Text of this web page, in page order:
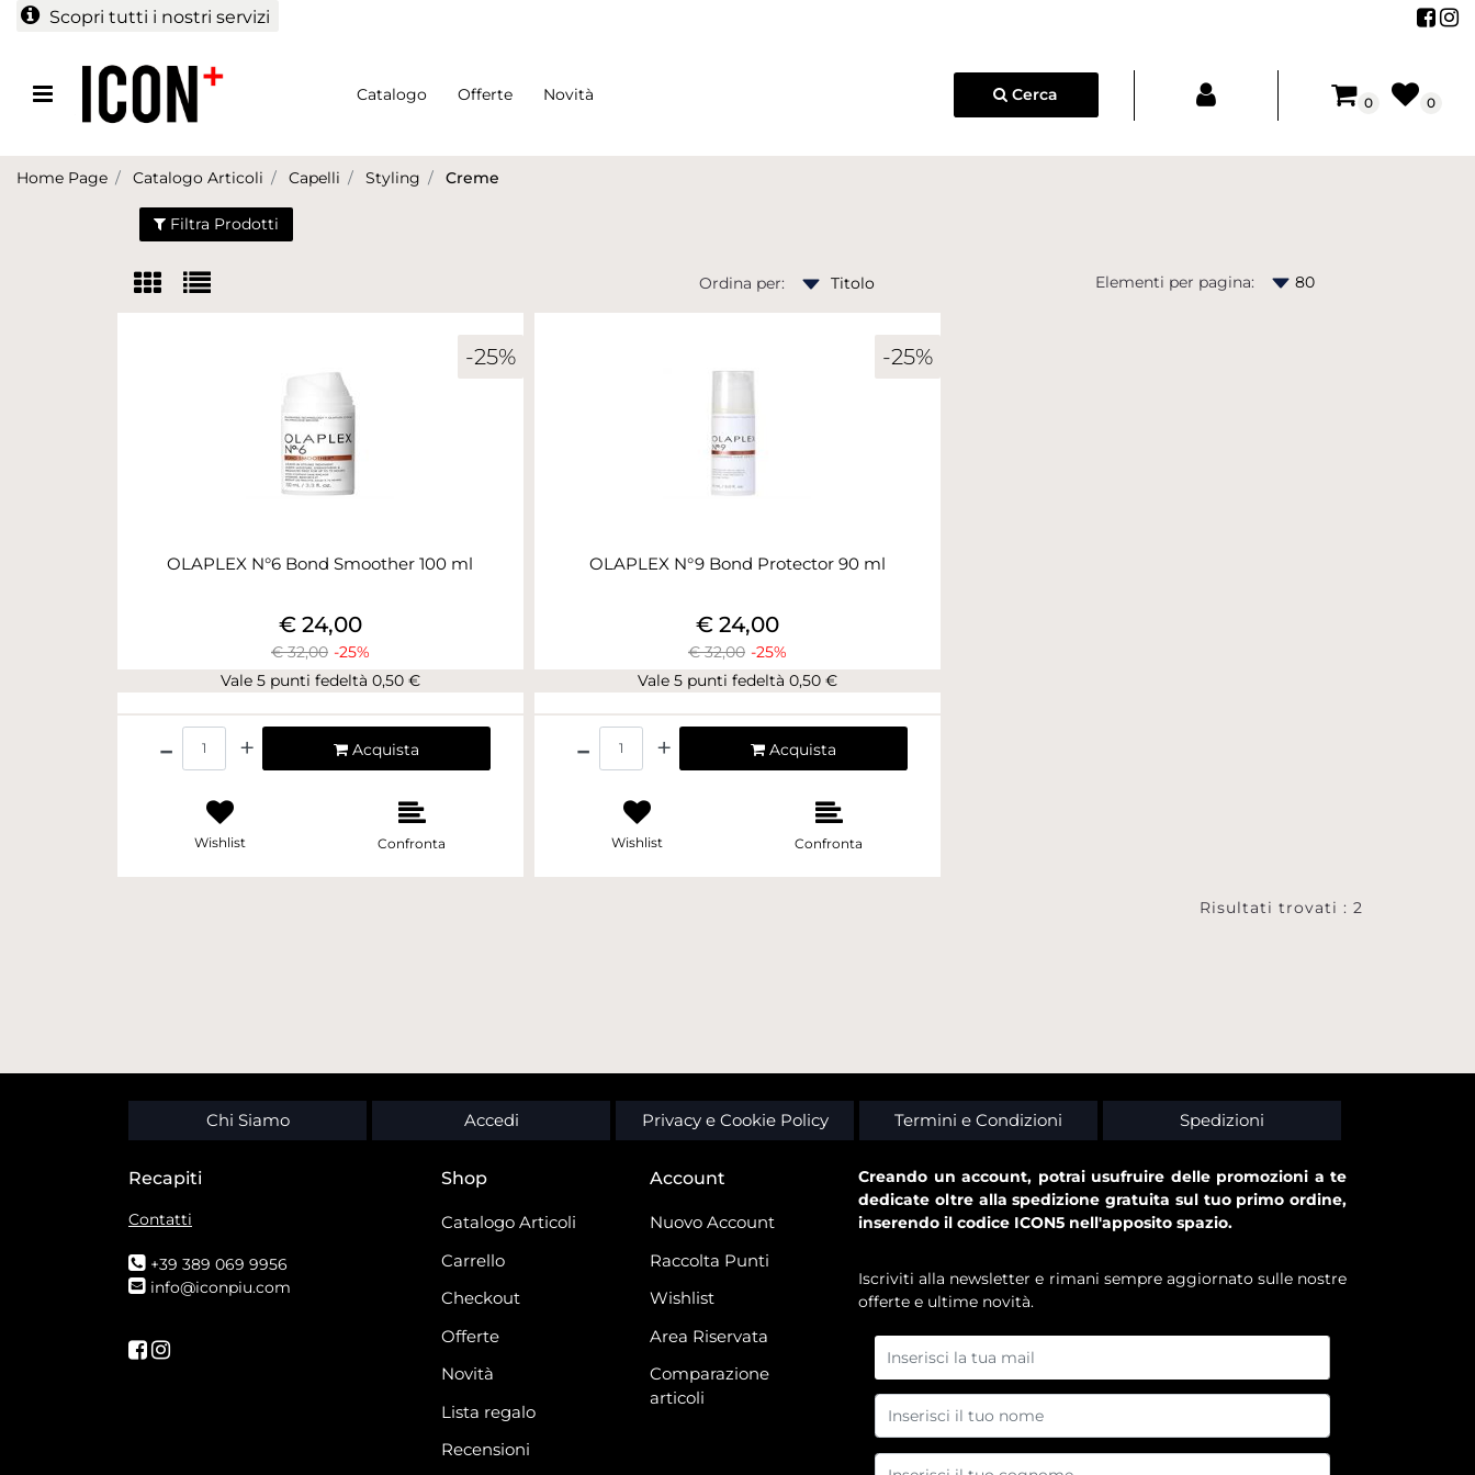
Scopri tutti i nostri servizi
Open menu Catalogo Offerte Novità Cerca 0 0
Home Page Catalogo Articoli Capelli Styling Creme
Filtra Prodotti
Ordina per: Elementi per pagina:
-25%
OLAPLEX N°6 Bond Smoother 100 ml
€ 32,00 -25%
€ 24,00
Vale 5 punti fedeltà 0,50 €
Acquista
Wishlist Confronta
-25%
OLAPLEX N°9 Bond Protector 90 ml
€ 32,00 -25%
€ 24,00
Vale 5 punti fedeltà 0,50 €
Acquista
Wishlist Confronta
Risultati trovati : 2
Chi Siamo Accedi Privacy e Cookie Policy Termini e Condizioni Spedizioni
Recapiti
Contatti
+39 389 069 9956
info@iconpiu.com
Seguici su Facebook
Seguici su Instagram
Shop
Catalogo Articoli
Carrello
Checkout
Offerte
Novità
Lista regalo
Recensioni
Account
Nuovo Account
Raccolta Punti
Wishlist
Area Riservata
Comparazione
articoli
Creando un account, potrai usufruire delle promozioni a te
dedicate oltre alla spedizione gratuita sul tuo primo ordine,
inserendo il codice ICON5 nell'apposito spazio.
Iscriviti alla newsletter e rimani sempre aggiornato sulle nostre
offerte e ultime novità.